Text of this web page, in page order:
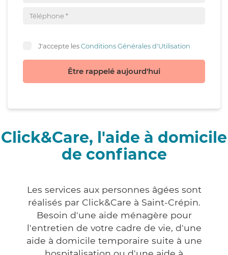
J'accepte lesConditions Générales d'Utilisation
Être rappelé aujourd'hui
Click&Care, l'aide à domicile
de confiance
Les services aux personnes âgées sont
réalisés par Click&Care à Saint-Crépin.
Besoin d'une aide ménagère pour
l'entretien de votre cadre de vie, d'une
aide à domicile temporaire suite à une